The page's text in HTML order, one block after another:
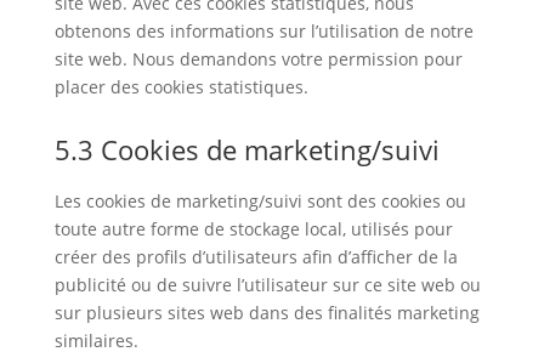
obtenons des informations sur l’utilisation de notre
site web. Nous demandons votre permission pour
placer des cookies statistiques.
5.3 Cookies de marketing/suivi
Les cookies de marketing/suivi sont des cookies ou
toute autre forme de stockage local, utilisés pour
créer des profils d’utilisateurs afin d’afficher de la
publicité ou de suivre l’utilisateur sur ce site web ou
sur plusieurs sites web dans des finalités marketing
similaires.